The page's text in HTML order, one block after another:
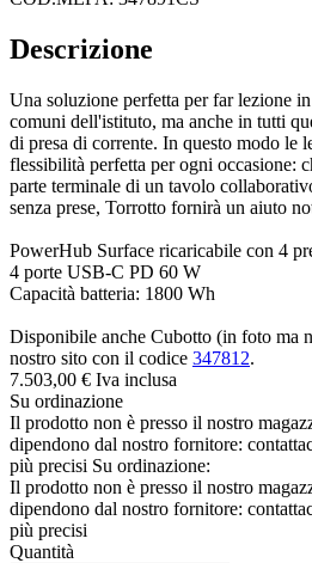
Descrizione
Una soluzione perfetta per far lezione
comuni dell'istituto, ma anche in tutti
di presa di corrente. In questo modo le
flessibilità perfetta per ogni occasione:
parte terminale di un tavolo
senza prese, Torrotto fornirà un aiuto
PowerHub Surface ricaricabile con 4
4 porte USB-C PD 60 W
Capacità batteria: 1800 Wh
Disponibile anche Cubotto (in foto ma
nostro sito con il codice 347812.
7.503,00 € Iva inclusa
Su ordinazione
Il prodotto non è presso il nostro
dipendono dal nostro fornitore:
più precisi Su ordinazione:
Il prodotto non è presso il nostro
dipendono dal nostro fornitore:
più precisi
Quantità